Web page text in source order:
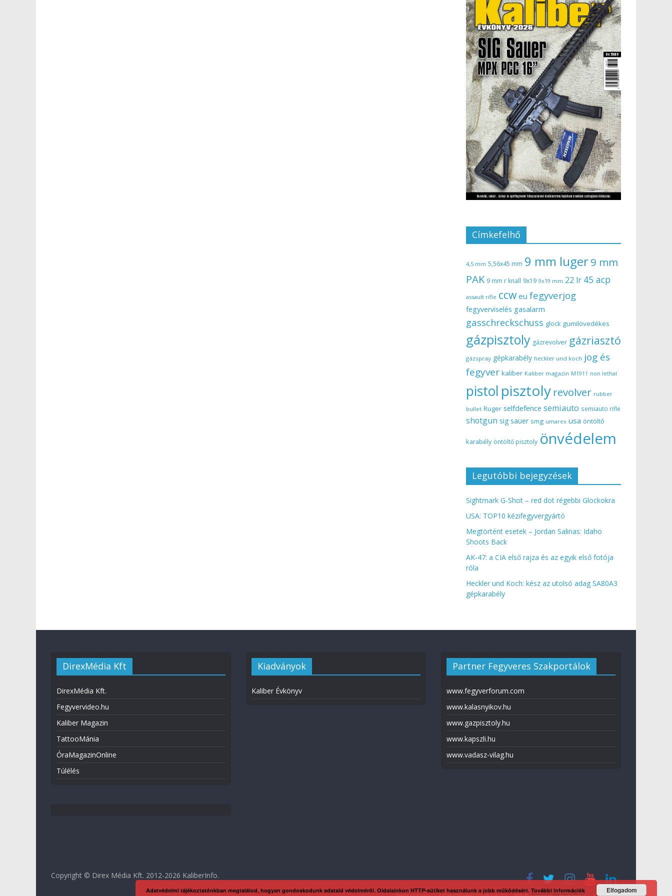
Címkefelhő
4,5 mm 5,56x45 mm 9 mm luger9 mm
PAK 9 mm r knall 9x19 9x19 mm 22 lr 45 acp
assault rifle ccw eu fegyverjog
fegyverviselés gasalarm
gasschreckschuss glock gumilövedékes
gázpisztoly gázrevolver gázriasztó
gázspray gépkarabély heckler und koch jog és
fegyver kaliber Kaliber magazin M1911 non lethal
pistol pisztoly revolver rubber
bullet Ruger selfdefence semiauto semiauto rifle
shotgun sig sauer smg umarex usa öntöltő
karabély öntöltő pisztoly önvédelem
Legutóbbi bejegyzések
Sightmark G-Shot – red dot régebbi Glockokra
USA: TOP10 kézifegyvergyártó
Megtörtént esetek – Jordan Salinas: Idaho
Shoots Back
AK-47: a CIA első rajza és az egyik első fotója
róla
Heckler und Koch: kész az utolsó adag SA80A3
gépkarabély
DirexMédia Kft
DirexMédia Kft.
Fegyvervideo.hu
Kaliber Magazin
TattooMánia
ÓraMagazinOnline
Túlélés
Kiadványok
Kaliber Évkönyv
Partner Fegyveres Szakportálok
www.fegyverforum.com
www.kalasnyikov.hu
www.gazpisztoly.hu
www.kapszli.hu
www.vadasz-vilag.hu
Copyright © Direx Média Kft. 2012-2026 KaliberInfo.
Adatvédelmi tájékoztatónkban megtalálod, hogyan gondoskodunk adataid védelméről. Oldalainkon HTTP-sütiket használunk a jobb működésért. További információk Elfogadom